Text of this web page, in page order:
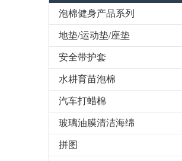
泡棉健身产品系列
地垫/运动垫/座垫
安全带护套
水耕育苗泡棉
汽车打蜡棉
玻璃油膜清洁海绵
拼图